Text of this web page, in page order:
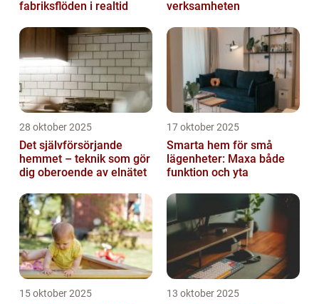
fabriksflöden i realtid
verksamheten
28 oktober 2025
Det självförsörjande
hemmet – teknik som gör
dig oberoende av elnätet
17 oktober 2025
Smarta hem för små
lägenheter: Maxa både
funktion och yta
15 oktober 2025 13 oktober 2025